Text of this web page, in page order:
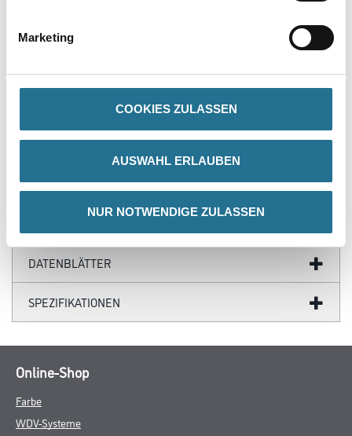
Marketing
COOKIES ZULASSEN
AUSWAHL ERLAUBEN
NUR NOTWENDIGE ZULASSEN
PRODUKTEIGENSCHAFTEN
ZUSATZINFOS
DATENBLÄTTER
SPEZIFIKATIONEN
Online-Shop
Farbe
WDV-Systeme